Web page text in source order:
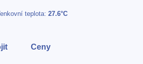
teplota: 27.6°C
Ceny